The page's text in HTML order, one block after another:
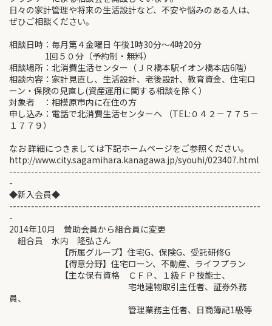
日々の家計管理や将来の生活設計など、不安や悩みのある人は、
ぜひご相談ください。
相談日時：毎月第４金曜日 午後1時30分～4時20分
1回５０分（予約制・無料）
相談場所：北消費生活センター（ＪＲ橋本駅イオン橋本店6階）
相談内容：家計見直し、生活設計、老後設計、教育資金、住宅ロ
ーン・保険の見直し(資産運用に関する相談を除く）
対象者 ：相模原市内に在住の方
申し込み：電話で北消費生活センターへ （TEL:０４２－７７５－
１７７９）
なお 詳細につきましては下記ホームページをご参照ください。
http://www.city.sagamihara.kanagawa.jp/syouhi/023407.html
---------------------------------------------------------------------
-
◆新入会員◆
---------------------------------------------------------------------
-
2014年10月 賛助会員から組合員に変更
組合員 水内 隆弘さん
【所属グループ】住宅G、保険G、受託研修G
【得意分野】住宅ローン、不動産、ライフプラン
【主な保有資格 ＣＦＰ、１級ＦＰ技能士、
宅地建物取引主任者、証券外務
員、
管理業務主任者、日商簿記1級等